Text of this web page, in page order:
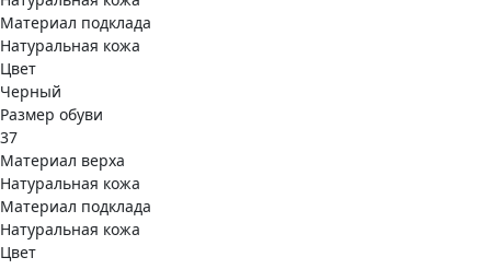
Материал подклада
Натуральная кожа
Цвет
Черный
Размер обуви
37
Материал верха
Натуральная кожа
Материал подклада
Натуральная кожа
Цвет